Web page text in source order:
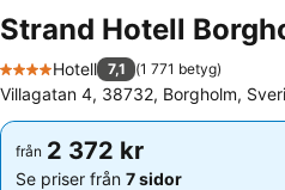
Strand Hotell
4 Stjärnor
Hotell 7,1 (1 771 betyg)
Villagatan 4, 38732, Borgholm,
från 2 372 kr
Se priser från 7 sidor
från 2 372 kr
Se priser från 7 sidor